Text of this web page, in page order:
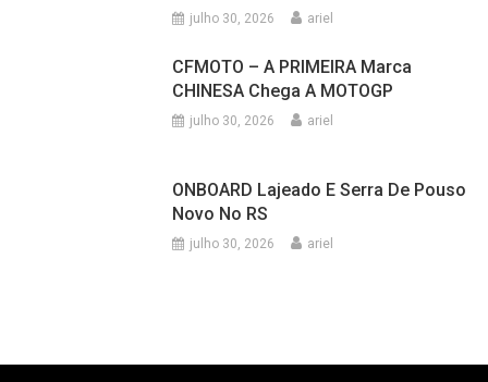
julho 30, 2026 ariel
CFMOTO – A PRIMEIRA Marca
CHINESA Chega A MOTOGP
julho 30, 2026 ariel
ONBOARD Lajeado E Serra De Pouso
Novo No RS
julho 30, 2026 ariel